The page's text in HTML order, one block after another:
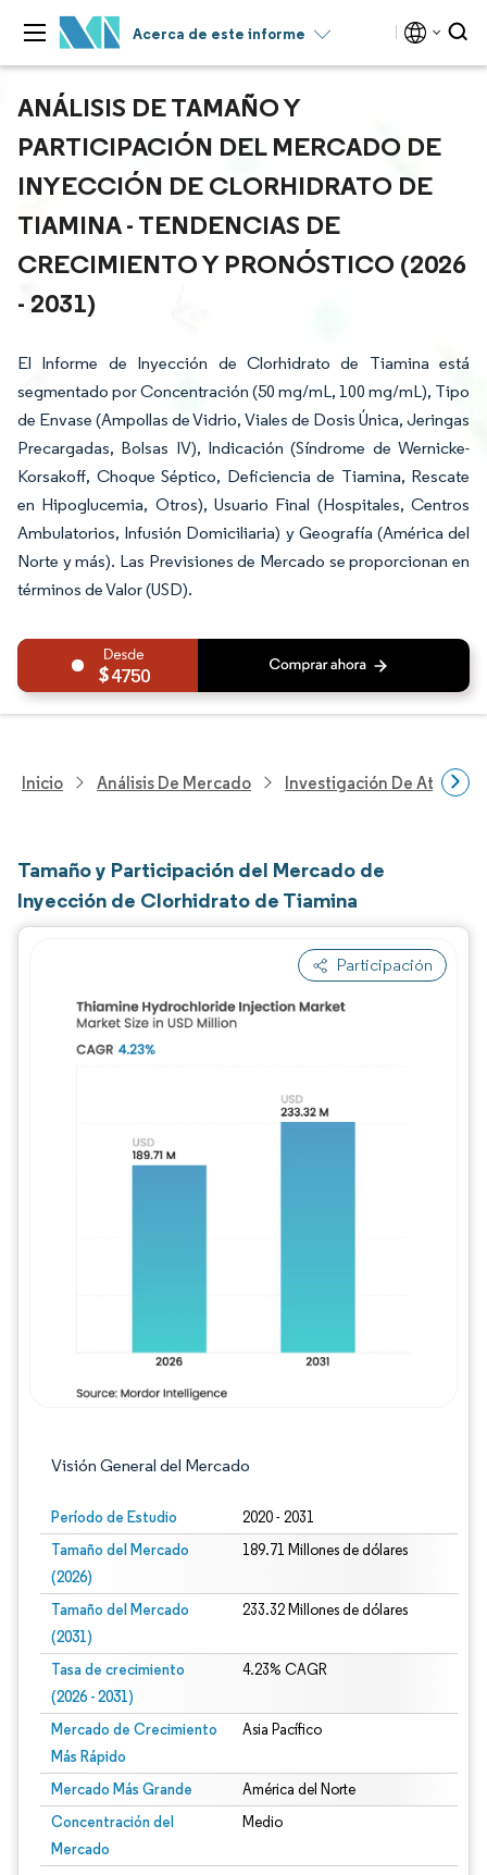
Acerca de este informe
ANÁLISIS DE TAMAÑO Y
PARTICIPACIÓN DEL MERCADO DE
INYECCIÓN DE CLORHIDRATO DE
TIAMINA - TENDENCIAS DE
CRECIMIENTO Y PRONÓSTICO (2026
- 2031)
El Informe de Inyección de Clorhidrato de Tiamina está
segmentado por Concentración (50 mg/mL, 100 mg/mL), Tipo
de Envase (Ampollas de Vidrio, Viales de Dosis Única, Jeringas
Precargadas, Bolsas IV), Indicación (Síndrome de Wernicke-
Korsakoff, Choque Séptico, Deficiencia de Tiamina, Rescate
en Hipoglucemia, Otros), Usuario Final (Hospitales, Centros
Ambulatorios, Infusión Domiciliaria) y Geografía (América del
Norte y más). Las Previsiones de Mercado se proporcionan en
términos de Valor (USD).
4750
Inicio Análisis De Mercado Investigación De
Tamaño y Participación del Mercado de
Inyección de Clorhidrato de Tiamina
Participación
Visión General del Mercado
Período de Estudio 2020 - 2031
Tamaño del Mercado
(2026)
189.71 Millones de dólares
Tamaño del Mercado
(2031)
233.32 Millones de dólares
Tasa de crecimiento
(2026 - 2031)
4.23% CAGR
Mercado de Crecimiento
Más Rápido
Asia Pacífico
Mercado Más Grande América del Norte
Concentración del
Mercado
Medio